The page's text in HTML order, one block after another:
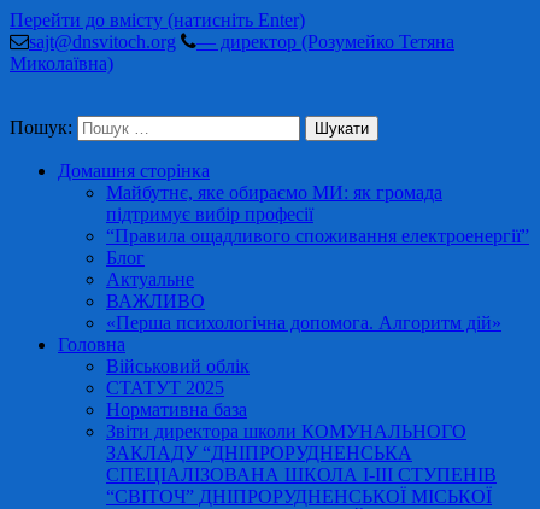
Перейти до вмісту (натисніть Enter)
sajt@dnsvitoch.org
— директор (Розумейко Тетяна
Миколаївна)
Пошук:
Домашня сторінка
Майбутнє, яке обираємо МИ: як громада
підтримує вибір професії
“Правила ощадливого споживання електроенергії”
Блог
Актуальне
ВАЖЛИВО
«Перша психологічна допомога. Алгоритм дій»
Головна
Військовий облік
СТАТУТ 2025
Нормативна база
Звіти директора школи КОМУНАЛЬНОГО
ЗАКЛАДУ “ДНІПРОРУДНЕНСЬКА
СПЕЦІАЛІЗОВАНА ШКОЛА І-ІІІ СТУПЕНІВ
“СВІТОЧ” ДНІПРОРУДНЕНСЬКОЇ МІСЬКОЇ